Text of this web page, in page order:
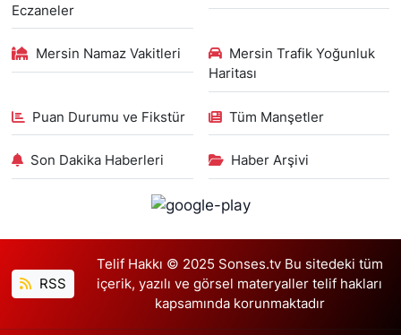
Eczaneler
Mersin Namaz Vakitleri
Mersin Trafik Yoğunluk
Haritası
Puan Durumu ve Fikstür Tüm Manşetler
Son Dakika Haberleri Haber Arşivi
RSS
Telif Hakkı © 2025 Sonses.tv Bu sitedeki tüm
içerik, yazılı ve görsel materyaller telif hakları
kapsamında korunmaktadır